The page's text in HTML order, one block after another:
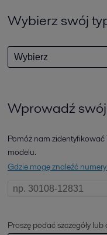
Wybierz swój
Wprowadź
Pomóż nam
modelu.
Gdzie mogę znaleźć
Proszę podać szczegóły